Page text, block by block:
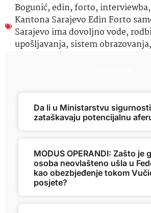
Bogunić,edin,forto, interviewba,
Kantona Sarajevo Edin Forto
Sarajevo ima dovoljno vode,
upošljavanja, sistem obrazovanja,
Da li u Ministarstvu
zataškavaju potencijalnu
MODUS OPERANDI: Zašto je
osoba neovlašteno ušla u
kao obezbjeđenje tokom
posjete?